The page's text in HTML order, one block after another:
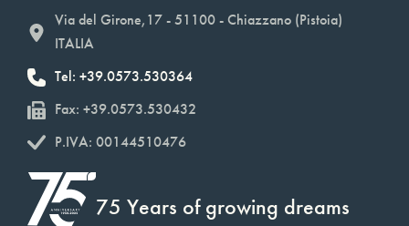
Via del Girone,17 - 51100 - Chiazzano (Pistoia)
ITALIA
Tel: +39.0573.530364
Fax: +39.0573.530432
P.IVA: 00144510476
75 Years of growing dreams